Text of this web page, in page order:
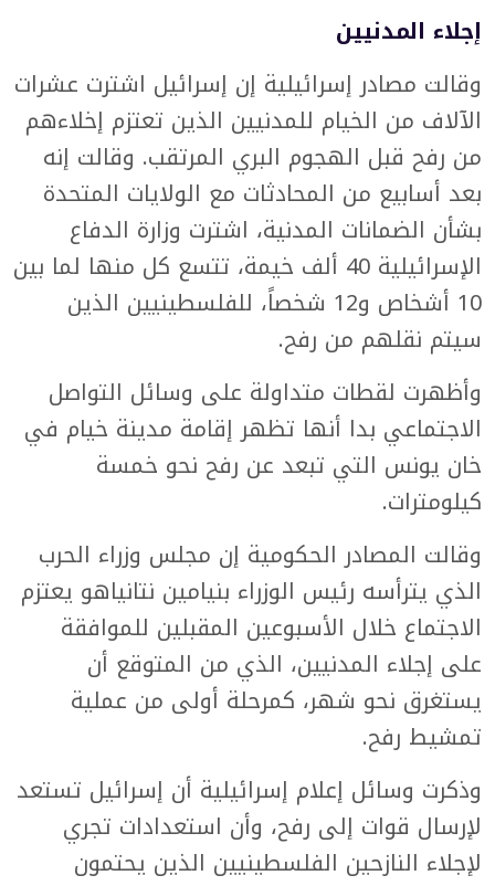
إجلاء المدنيين
وقالت مصادر إسرائيلية إن إسرائيل اشترت عشرات
الآلاف من الخيام للمدنيين الذين تعتزم إخلاءهم
من رفح قبل الهجوم البري المرتقب. وقالت إنه
بعد أسابيع من المحادثات مع الولايات المتحدة
بشأن الضمانات المدنية، اشترت وزارة الدفاع
الإسرائيلية 40 ألف خيمة، تتسع كل منها لما بين
10 أشخاص و12 شخصاً، للفلسطينيين الذين
سيتم نقلهم من رفح.
وأظهرت لقطات متداولة على وسائل التواصل
الاجتماعي بدا أنها تظهر إقامة مدينة خيام في
خان يونس التي تبعد عن رفح نحو خمسة
كيلومترات.
وقالت المصادر الحكومية إن مجلس وزراء الحرب
الذي يترأسه رئيس الوزراء بنيامين نتانياهو يعتزم
الاجتماع خلال الأسبوعين المقبلين للموافقة
على إجلاء المدنيين، الذي من المتوقع أن
يستغرق نحو شهر، كمرحلة أولى من عملية
تمشيط رفح.
وذكرت وسائل إعلام إسرائيلية أن إسرائيل تستعد
لإرسال قوات إلى رفح، وأن استعدادات تجري
لإجلاء النازحين الفلسطينيين الذين يحتمون